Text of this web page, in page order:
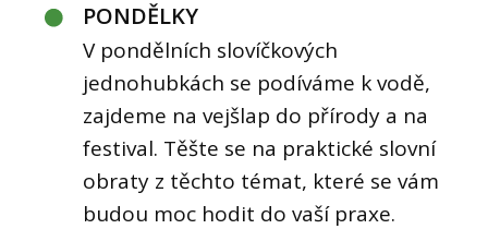
PONDĚLKY
V pondělních slovíčkových
jednohubkách se podíváme k vodě,
zajdeme na vejšlap do přírody a na
festival. Těšte se na praktické slovní
obraty z těchto témat, které se vám
budou moc hodit do vaší praxe.